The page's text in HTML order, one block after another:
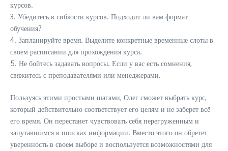
курсов.
3. Убедитесь в гибкости курсов. Подходит ли вам формат
обучения?
4. Запланируйте время. Выделите конкретные временные слоты в
своем расписании для прохождения курса.
5. Не бойтесь задавать вопросы. Если у вас есть сомнения,
свяжитесь с преподавателями или менеджерами.
Пользуясь этими простыми шагами, Олег сможет выбрать курс,
который действительно соответствует его целям и не заберет всё
его время. Он перестанет чувствовать себя перегруженным и
запутавшимся в поисках информации. Вместо этого он обретет
уверенность в своем выборе и воспользуется возможностями для